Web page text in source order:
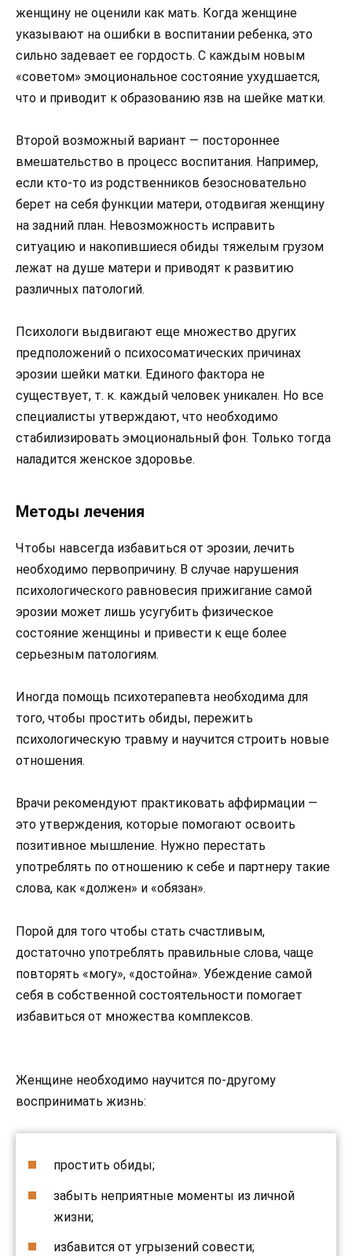
женщину не оценили как мать. Когда женщине
указывают на ошибки в воспитании ребенка, это
сильно задевает ее гордость. С каждым новым
«советом» эмоциональное состояние ухудшается,
что и приводит к образованию язв на шейке матки.
Второй возможный вариант — постороннее
вмешательство в процесс воспитания. Например,
если кто-то из родственников безосновательно
берет на себя функции матери, отодвигая женщину
на задний план. Невозможность исправить
ситуацию и накопившиеся обиды тяжелым грузом
лежат на душе матери и приводят к развитию
различных патологий.
Психологи выдвигают еще множество других
предположений о психосоматических причинах
эрозии шейки матки. Единого фактора не
существует, т. к. каждый человек уникален. Но все
специалисты утверждают, что необходимо
стабилизировать эмоциональный фон. Только тогда
наладится женское здоровье.
Методы лечения
Чтобы навсегда избавиться от эрозии, лечить
необходимо первопричину. В случае нарушения
психологического равновесия прижигание самой
эрозии может лишь усугубить физическое
состояние женщины и привести к еще более
серьезным патологиям.
Иногда помощь психотерапевта необходима для
того, чтобы простить обиды, пережить
психологическую травму и научится строить новые
отношения.
Врачи рекомендуют практиковать аффирмации —
это утверждения, которые помогают освоить
позитивное мышление. Нужно перестать
употреблять по отношению к себе и партнеру такие
слова, как «должен» и «обязан».
Порой для того чтобы стать счастливым,
достаточно употреблять правильные слова, чаще
повторять «могу», «достойна». Убеждение самой
себя в собственной состоятельности помогает
избавиться от множества комплексов.
Женщине необходимо научится по-другому
воспринимать жизнь:
простить обиды;
забыть неприятные моменты из личной
жизни;
избавится от угрызений совести;